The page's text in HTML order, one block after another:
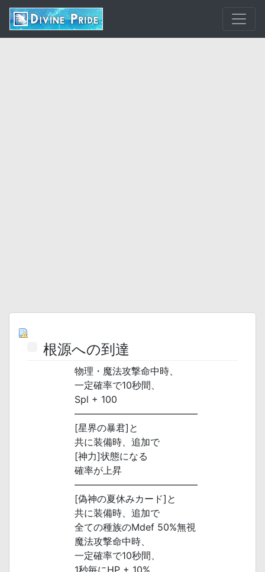
根源への到達
物理・魔法攻撃命中時、
一定確率で10秒間、
Spl + 100
―――――――――――――
[星界の暴君]と
共に装備時、追加で
[神力]状態になる
確率が上昇
―――――――――――――
[偽神の夏休みカード]と
共に装備時、追加で
全ての種族のMdef 50%無視
魔法攻撃命中時、
一定確率で10秒間、
1秒毎にHP + 10%